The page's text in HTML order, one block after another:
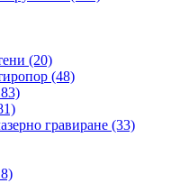
(20)
(48)
гравиране (33)